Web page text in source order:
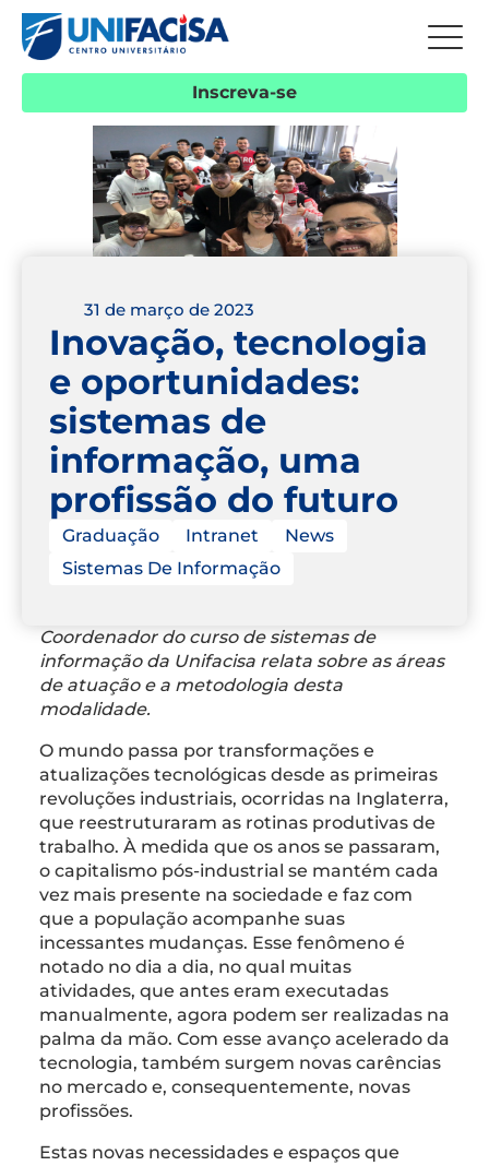
Inscreva-se
31 de março de 2023
Inovação, tecnologia
e oportunidades:
sistemas de
informação, uma
profissão do futuro
Graduação Intranet
News
Sistemas De Informação
Coordenador do curso de sistemas de
informação da Unifacisa relata sobre as áreas
de atuação e a metodologia desta
modalidade.
O mundo passa por transformações e
atualizações tecnológicas desde as primeiras
revoluções industriais, ocorridas na Inglaterra,
que reestruturaram as rotinas produtivas de
trabalho. À medida que os anos se passaram,
o capitalismo pós-industrial se mantém cada
vez mais presente na sociedade e faz com
que a população acompanhe suas
incessantes mudanças. Esse fenômeno é
notado no dia a dia, no qual muitas
atividades, que antes eram executadas
manualmente, agora podem ser realizadas na
palma da mão. Com esse avanço acelerado da
tecnologia, também surgem novas carências
no mercado e, consequentemente, novas
profissões.
Estas novas necessidades e espaços que